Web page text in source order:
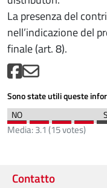
La presenza del
nell’indicazione del
finale (art. 8).
Sono state utili queste
Media:3.1 (15votes)
Contatto